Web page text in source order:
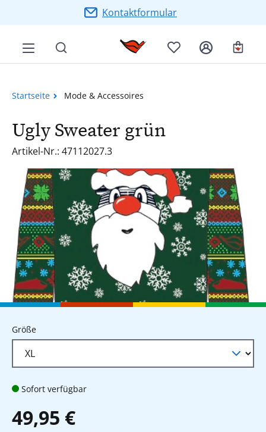
Zum Hauptinhalt springenKontaktformular
Startseite Mode & Accessoires
Ugly Sweater grün
Artikel-Nr.: 47112027.3
Bildergalerie überspringen
Größeauswählen
Sofort verfügbar
49,95 €